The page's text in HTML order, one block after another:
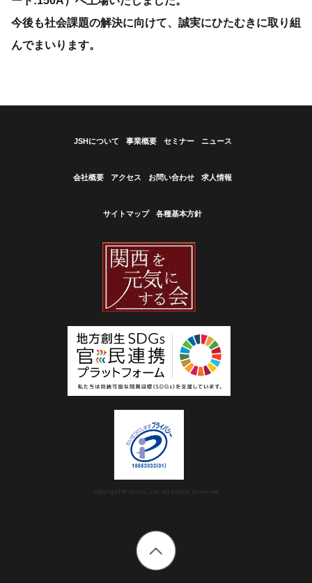
今後も社会課題の解決に向けて、誠実にひたむきに取り組
んでまいります。
JSHについて 事業概要 セミナー ニュース
会社概要 アクセス お問い合わせ 求人情報
サイトマップ 各種基本方針
copyright © JSH Co., Ltd. All Rights Reserved